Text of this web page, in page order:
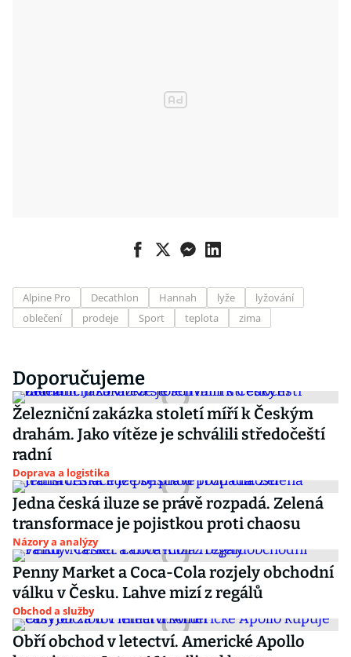
Alpine Pro Decathlon Hannah lyže
lyžování
oblečení
prodeje Sport teplota zima
Doporučujeme
Železniční zakázka století míří k Českým
drahám. Jako vítěze je schválili středočeští
radní
Doprava a logistika
Jedna česká iluze se právě rozpadá. Zelená
transformace je pojistkou proti chaosu
Názory a analýzy
Penny Market a Coca-Cola rozjely obchodní
válku v Česku. Lahve mizí z regálů
Obchod a služby
Obří obchod v letectví. Americké Apollo